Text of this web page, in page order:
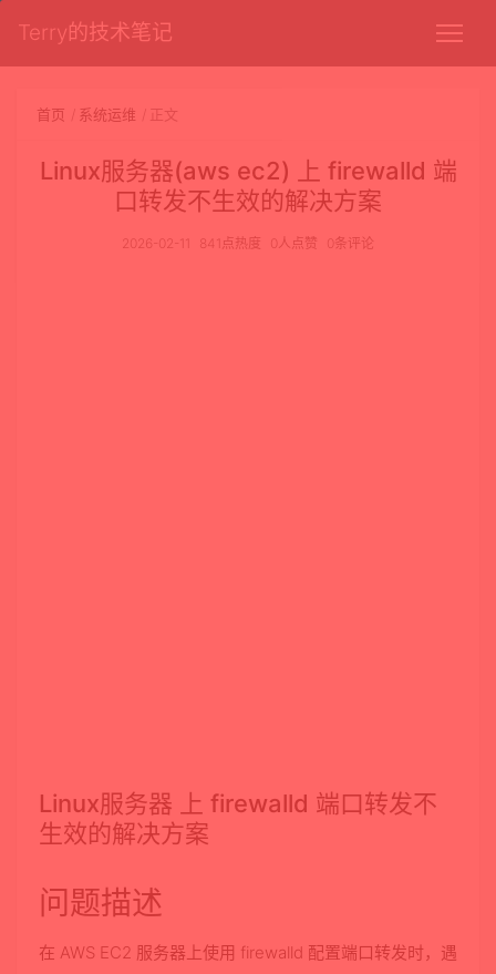
Terry的技术笔记
首页 系统运维 正文
Linux服务器(aws ec2) 上 firewalld 端
口转发不生效的解决方案
2026-02-11 841点热度 0人点赞 0条评论
Linux服务器 上 firewalld 端口转发不
生效的解决方案
问题描述
在 AWS EC2 服务器上使用 firewalld 配置端口转发时，遇